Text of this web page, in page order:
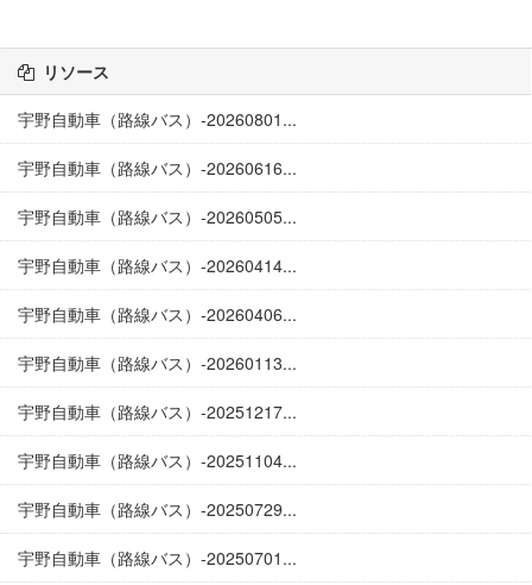
リソース
宇野自動車（路線バス）-20260801...
宇野自動車（路線バス）-20260616...
宇野自動車（路線バス）-20260505...
宇野自動車（路線バス）-20260414...
宇野自動車（路線バス）-20260406...
宇野自動車（路線バス）-20260113...
宇野自動車（路線バス）-20251217...
宇野自動車（路線バス）-20251104...
宇野自動車（路線バス）-20250729...
宇野自動車（路線バス）-20250701...